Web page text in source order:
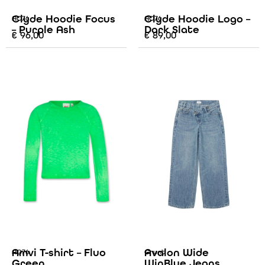
AO76
Clyde Hoodie Focus
– Purple Ash
€ 96,00
AO76
Clyde Hoodie Logo –
Dark Slate
€89,00
AO76
Amvi T-shirt – Fluo
Grunt
Avalon Wide